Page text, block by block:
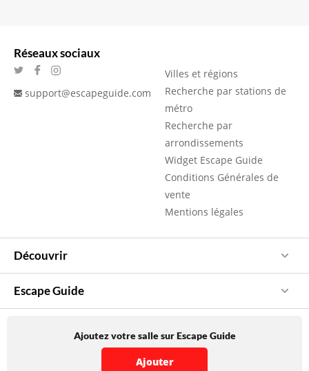
Réseaux sociaux
support@escapeguide.com
Villes et régions
Recherche par stations de
métro
Recherche par
arrondissements
Widget Escape Guide
Conditions Générales de
vente
Mentions légales
Découvrir
Escape Guide
Ajoutez votre salle sur Escape Guide
Ajouter